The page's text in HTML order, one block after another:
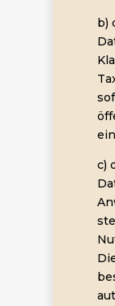
b)
c)